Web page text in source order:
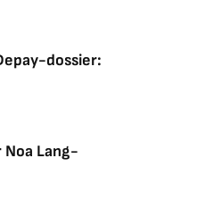
dossier:
Noa Lang-